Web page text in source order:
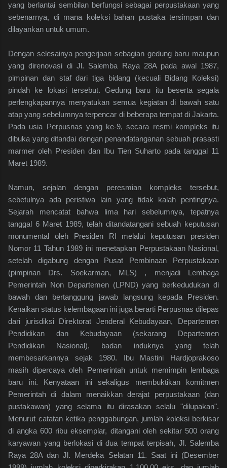
yang berlantai sembilan berfungsi sebagai perpustakaan yang
sebenarnya, di mana koleksi bahan pustaka tersimpan dan
dilayankan untuk umum.
Dengan selesainya pengerjaan sebagian gedung baru maupun
yang direnovasi di Jl. Salemba Raya 28A pada awal 1987,
pimpinan dan staf dari tiga bidang (kecuali Bidang Koleksi)
pindah ke lokasi tersebut. Gedung baru itu beserta segala
perlengkapannya menyatukan semua kegiatan di bawah satu
atap yang sebelumnya terpencar di beberapa tempat di Jakarta.
Pada usia Perpusnas yang ke-9, secara resmi kompleks itu
dibuka yang ditandai dengan penandatanganan sebuah prasasti
marmer oleh Presiden dan Ibu Tien Suharto pada tanggal 11
Maret 1989.
Namun, sejalan dengan peresmian kompleks tersebut,
sebetulnya ada peristiwa lain yang tidak kalah pentingnya.
Sejarah mencatat bahwa lima hari sebelumnya, tepatnya
tanggal 6 Maret 1989, telah ditandatangani sebuah keputusan
monumental oleh Presiden RI melalui keputusan presiden
Nomor 11 Tahun 1989 ini menetapkan Perpustakaan Nasional,
setelah digabung dengan Pusat Pembinaan Perpustakaan
(pimpinan Drs. Soekarman, MLS) , menjadi Lembaga
Pemerintah Non Departemen (LPND) yang berkedudukan di
bawah dan bertanggung jawab langsung kepada Presiden.
Kenaikan status kelembagaan ini juga berarti Perpusnas dilepas
dari jurisdiksi Direktorat Jenderal Kebudayaan, Departemen
Pendidikan dan Kebudayaan (sekarang Departemen
Pendidikan Nasional), badan induknya yang telah
membesarkannya sejak 1980. Ibu Mastini Hardjoprakoso
masih dipercaya oleh Pemerintah untuk memimpin lembaga
baru ini. Kenyataan ini sekaligus membuktikan komitmen
Pemerintah di dalam menaikkan derajat perpustakaan (dan
pustakawan) yang selama itu dirasakan selalu "dilupakan".
Menurut catatan ketika penggabungan, jumlah koleksi berkisar
di angka 600 ribu eksemplar, ditangani oleh sekitar 500 orang
karyawan yang berlokasi di dua tempat terpisah, Jl. Salemba
Raya 28A dan Jl. Merdeka Selatan 11. Saat ini (Desember